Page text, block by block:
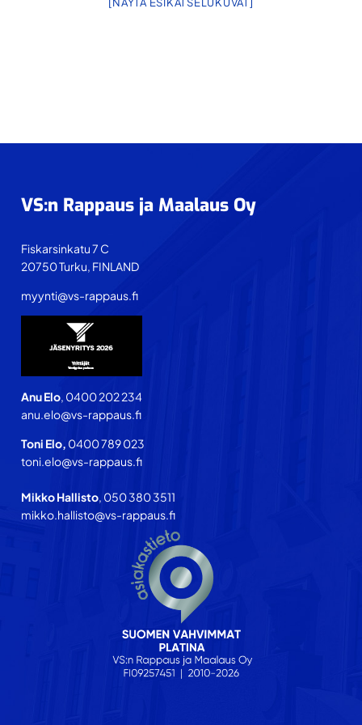
VS:n Rappaus ja Maalaus Oy
Fiskarsinkatu 7 C
20750 Turku, FINLAND
myynti@vs-rappaus.fi
Anu Elo, 0400 202 234
anu.elo@vs-rappaus.fi
Toni Elo, 0400 789 023
toni.elo@vs-rappaus.fi
Mikko Hallisto, 050 380 3511
mikko.hallisto@vs-rappaus.fi